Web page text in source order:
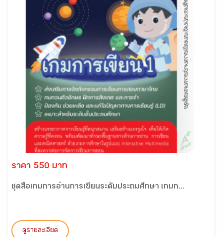
ราคา 550 บาท
ชุดสื่อเกมการอ่านการเขียนระดับประถมศึกษา เกมก...
ดูรายละเอียด